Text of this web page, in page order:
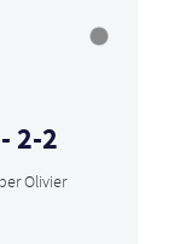
2-2
Olivier